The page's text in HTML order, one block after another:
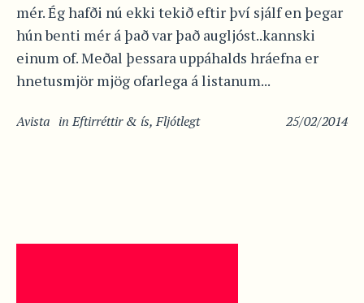
mér. Ég hafði nú ekki tekið eftir því sjálf en þegar
hún benti mér á það var það augljóst..kannski
einum of. Meðal þessara uppáhalds hráefna er
hnetusmjör mjög ofarlega á listanum...
25/02/2014
Avista inEftirréttir & ís,Fljótlegt